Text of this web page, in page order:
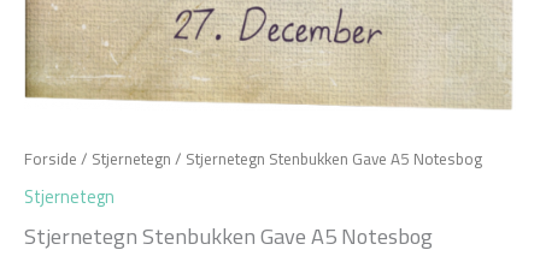
Forside / Stjernetegn / Stjernetegn Stenbukken Gave A5 Notesbog
Stjernetegn
Stjernetegn Stenbukken Gave A5 Notesbog